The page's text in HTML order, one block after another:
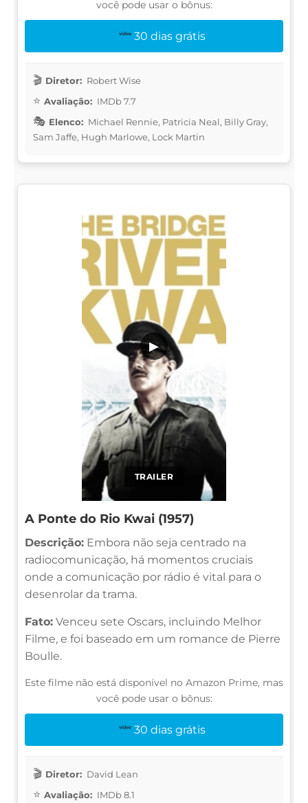
você pode usar o bônus:
30 dias grátis
Diretor: Robert Wise
Avaliação: IMDb 7.7
Elenco: Michael Rennie, Patricia Neal, Billy Gray,
Sam Jaffe, Hugh Marlowe, Lock Martin
TRAILER
▶
A Ponte do Rio Kwai (1957)
Descrição: Embora não seja centrado na
radiocomunicação, há momentos cruciais
onde a comunicação por rádio é vital para o
desenrolar da trama.
Fato: Venceu sete Oscars, incluindo Melhor
Filme, e foi baseado em um romance de Pierre
Boulle.
Este filme não está disponível no Amazon Prime, mas
você pode usar o bônus:
30 dias grátis
Diretor: David Lean
Avaliação: IMDb 8.1